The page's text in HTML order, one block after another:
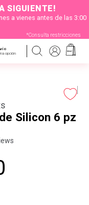
SIGUIENTE!
a vienes antes de las 3:00
*Consulta restricciones
opción
Silicon 6 pz